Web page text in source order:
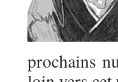
prochains